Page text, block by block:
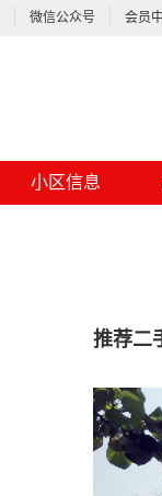
微信公众号 会员
小区信息
推荐二